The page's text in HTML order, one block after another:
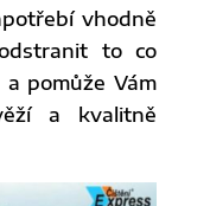
vhodně
to co
pomůže Vám
a kvalitně